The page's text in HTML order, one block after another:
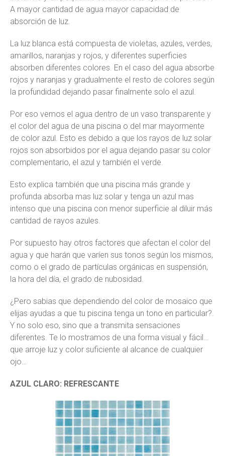
A mayor cantidad de agua mayor capacidad de
absorción de luz.
La luz blanca está compuesta de violetas, azules, verdes,
amarillos, naranjas y rojos, y diferentes superficies
absorben diferentes colores. En el caso del agua absorbe
rojos y naranjas y gradualmente el resto de colores según
la profundidad dejando pasar finalmente solo el azul.
Por eso vemos el agua dentro de un vaso transparente y
el color del agua de una piscina o del mar mayormente
de color azul. Esto es debido a que los rayos de luz solar
rojos son absorbidos por el agua dejando pasar su color
complementario, el azul y también el verde.
Esto explica también que una piscina más grande y
profunda absorba mas luz solar y tenga un azul mas
intenso que una piscina con menor superficie al diluir más
cantidad de rayos azules.
Por supuesto hay otros factores que afectan el color del
agua y que harán que varíen sus tonos según los mismos,
como o el grado de partículas orgánicas en suspensión,
la hora del día, el grado de nubosidad.
¿Pero sabias que dependiendo del color de mosaico que
elijas ayudas a que tu piscina tenga un tono en particular?.
Y no solo eso, sino que a transmita sensaciones
diferentes. Te lo mostramos de una forma visual y fácil…
que arroje luz y color suficiente al alcance de cualquier
ojo…
AZUL CLARO: REFRESCANTE